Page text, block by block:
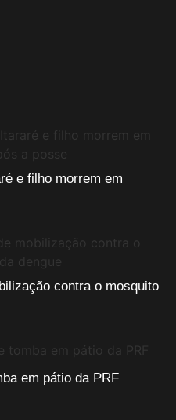
e filho morrem em
contra o mosquito
em pátio da PRF